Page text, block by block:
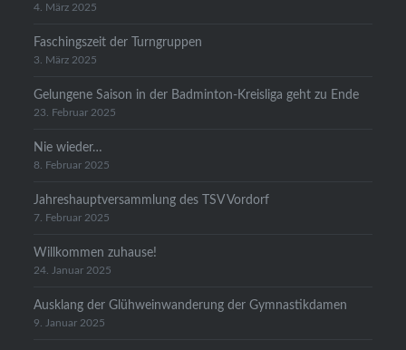
4. März 2025
Faschingszeit der Turngruppen
3. März 2025
Gelungene Saison in der Badminton-Kreisliga geht zu Ende
23. Februar 2025
Nie wieder…
8. Februar 2025
Jahreshauptversammlung des TSV Vordorf
7. Februar 2025
Willkommen zuhause!
24. Januar 2025
Ausklang der Glühweinwanderung der Gymnastikdamen
9. Januar 2025